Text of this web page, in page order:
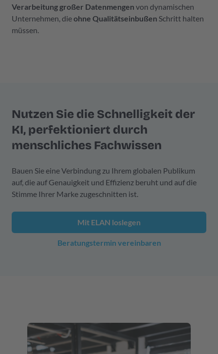
Verarbeitung großer Datenmengen von dynamischen
Unternehmen, dieohne Qualitätseinbußen Schritt halten
müssen.
Nutzen Sie die Schnelligkeit der
KI, perfektioniert durch
menschliches Fachwissen
Bauen Sie eine Verbindung zu Ihrem globalen Publikum
auf, die auf Genauigkeit und Effizienz beruht und auf die
Stimme Ihrer Marke zugeschnitten ist.
Mit ELAN loslegen
Beratungstermin vereinbaren